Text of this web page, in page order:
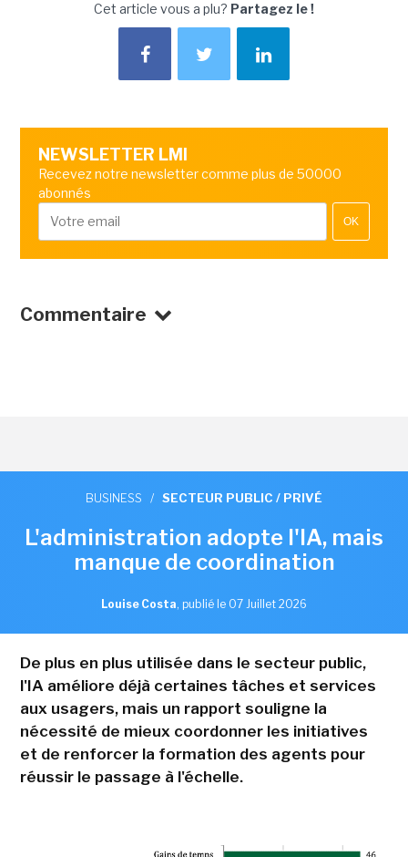
Cet article vous a plu? Partagez le !
NEWSLETTER LMI
Recevez notre newsletter comme plus de 50000
abonnés
OK
Commentaire
BUSINESS / SECTEUR PUBLIC / PRIVÉ
L'administration adopte l'IA, mais
manque de coordination
Louise Costa, publié le 07 Juillet 2026
De plus en plus utilisée dans le secteur public,
l'IA améliore déjà certaines tâches et services
aux usagers, mais un rapport souligne la
nécessité de mieux coordonner les initiatives
et de renforcer la formation des agents pour
réussir le passage à l'échelle.